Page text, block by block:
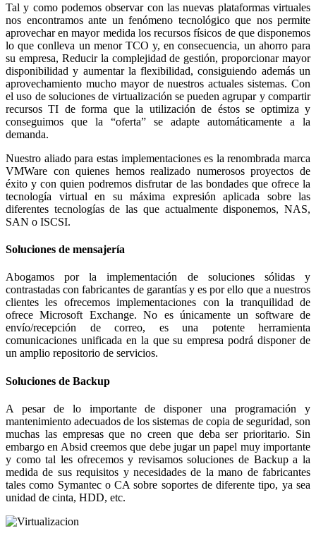
Tal y como podemos observar con las nuevas plataformas virtuales
nos encontramos ante un fenómeno tecnológico que nos permite
aprovechar en mayor medida los recursos físicos de que disponemos
lo que conlleva un menor TCO y, en consecuencia, un ahorro para
su empresa, Reducir la complejidad de gestión, proporcionar mayor
disponibilidad y aumentar la flexibilidad, consiguiendo además un
aprovechamiento mucho mayor de nuestros actuales sistemas. Con
el uso de soluciones de virtualización se pueden agrupar y compartir
recursos TI de forma que la utilización de éstos se optimiza y
conseguimos que la “oferta” se adapte automáticamente a la
demanda.
Nuestro aliado para estas implementaciones es la renombrada marca
VMWare con quienes hemos realizado numerosos proyectos de
éxito y con quien podremos disfrutar de las bondades que ofrece la
tecnología virtual en su máxima expresión aplicada sobre las
diferentes tecnologías de las que actualmente disponemos, NAS,
SAN o ISCSI.
Soluciones de mensajería
Abogamos por la implementación de soluciones sólidas y
contrastadas con fabricantes de garantías y es por ello que a nuestros
clientes les ofrecemos implementaciones con la tranquilidad de
ofrece Microsoft Exchange. No es únicamente un software de
envío/recepción de correo, es una potente herramienta
comunicaciones unificada en la que su empresa podrá disponer de
un amplio repositorio de servicios.
Soluciones de Backup
A pesar de lo importante de disponer una programación y
mantenimiento adecuados de los sistemas de copia de seguridad, son
muchas las empresas que no creen que deba ser prioritario. Sin
embargo en Absid creemos que debe jugar un papel muy importante
y como tal les ofrecemos y revisamos soluciones de Backup a la
medida de sus requisitos y necesidades de la mano de fabricantes
tales como Symantec o CA sobre soportes de diferente tipo, ya sea
unidad de cinta, HDD, etc.